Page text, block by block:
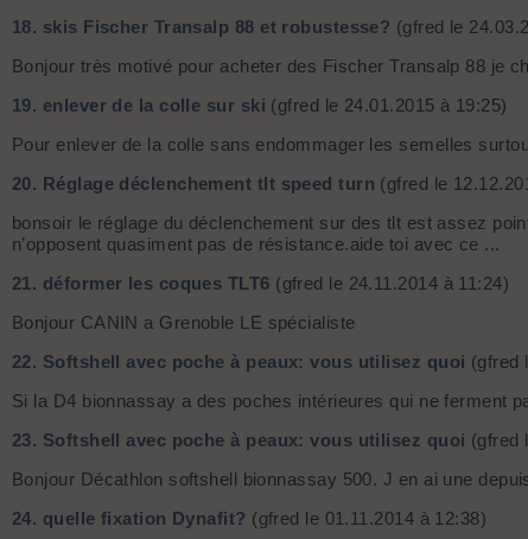
18. skis Fischer Transalp 88 et robustesse? (gfred le
Bonjour très motivé pour acheter des Fischer Transalp 88 je
19. enlever de la colle sur ski (gfred le 24.01.2015 à 19:25)
Pour enlever de la colle sans endommager les semelles
20. Réglage déclenchement tlt speed turn (gfred le
bonsoir le réglage du déclenchement sur des tlt est assez
n’opposent quasiment pas de résistance.aide toi avec ce ...
21. déformer les coques TLT6 (gfred le 24.11.2014 à 11:24)
Bonjour CANIN a Grenoble LE spécialiste
22. Softshell avec poche à peaux: vous utilisez quoi (gfred
Si la D4 bionnassay a des poches intérieures qui ne ferment
23. Softshell avec poche à peaux: vous utilisez quoi (gfred
Bonjour Décathlon softshell bionnassay 500. J en ai une
24. quelle fixation Dynafit? (gfred le 01.11.2014 à 12:38)